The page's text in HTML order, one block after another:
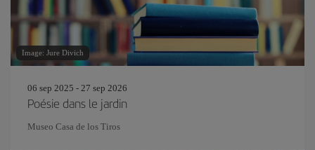
Image: Jure Divich
06 sep 2025 - 27 sep 2026
Poésie dans le jardin
Museo Casa de los Tiros